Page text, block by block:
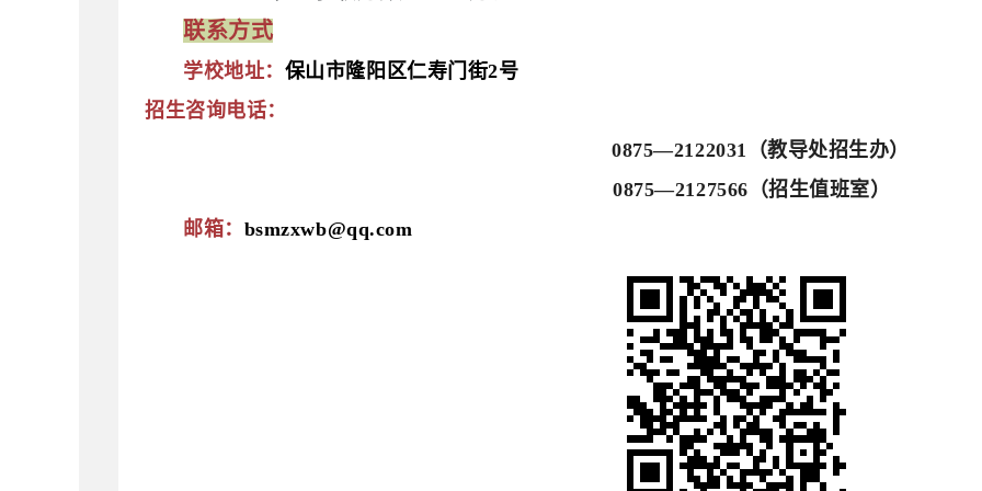
联系方式
学校地址： 保山市隆阳区仁寿门街2号
招生咨询电话：
0875—2122031（教导处招生办）
0875—2127566（招生值班室）
邮箱： bsmzxwb@qq.com